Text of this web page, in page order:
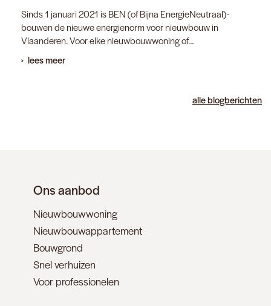
Sinds 1 januari 2021 is BEN (of Bijna EnergieNeutraal)-
bouwen de nieuwe energienorm voor nieuwbouw in
Vlaanderen. Voor elke nieuwbouwwoning of…
lees meer
alle blogberichten
Ons aanbod
Nieuwbouwwoning
Nieuwbouwappartement
Bouwgrond
Snel verhuizen
Voor professionelen